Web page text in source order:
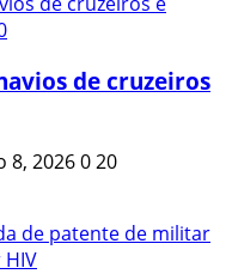
de cruzeiros
8, 2026020